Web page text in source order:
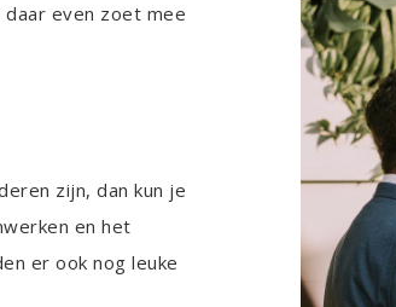
even zoet mee
zijn, dan kun je
en het
er ook nog leuke